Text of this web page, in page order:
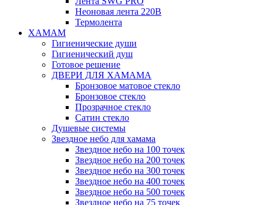
Неоновая лента 220В
Термолента
ХАМАМ
Гигиенические души
Гигиенический душ
Готовое решение
ДВЕРИ ДЛЯ ХАМАМА
Бронзовое матовое стекло
Бронзовое стекло
Прозрачное стекло
Сатин стекло
Душевые системы
Звездное небо для хамама
Звездное небо на 100 точек
Звездное небо на 200 точек
Звездное небо на 300 точек
Звездное небо на 400 точек
Звездное небо на 500 точек
Звездное небо на 75 точек